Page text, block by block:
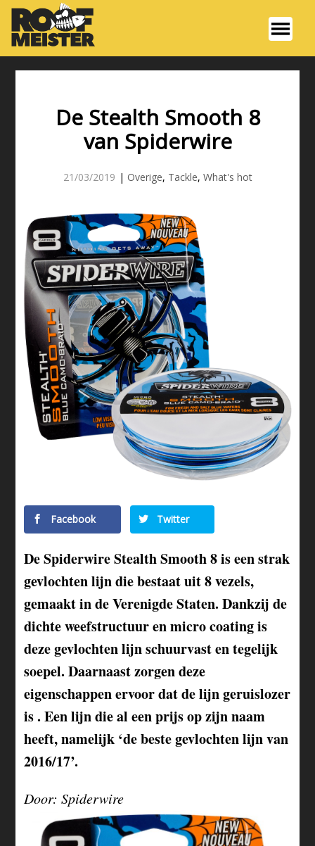
De Stealth Smooth 8
van Spiderwire
21/03/2019 | Overige, Tackle, What's hot
Facebook Twitter
De Spiderwire Stealth Smooth 8 is een strak
gevlochten lijn die bestaat uit 8 vezels,
gemaakt in de Verenigde Staten. Dankzij de
dichte weefstructuur en micro coating is
deze gevlochten lijn schuurvast en tegelijk
soepel. Daarnaast zorgen deze
eigenschappen ervoor dat de lijn geruislozer
is . Een lijn die al een prijs op zijn naam
heeft, namelijk ‘de beste gevlochten lijn van
2016/17’.
Door: Spiderwire